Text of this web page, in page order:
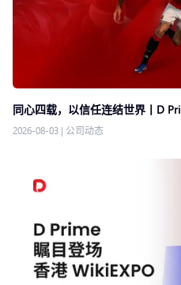
同心四载，以信任连结世界丨D
2026-08-03 | 公司动态